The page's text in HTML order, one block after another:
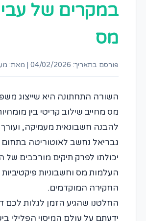
במקרים של
מס
פורסם בתאריך: 04/02/2026 מאת:
השורה התחתונה היא שייצוג
מס מחייב שילוב קריטי בין
להבנה חשבונאית מעמיקה, ועורך
גבריאל נחשב לאוטוריטה בתחום
יכולתו לפרק תיקים מורכבים של
העלמות מס וחשבוניות
החקירה המוקדמים.
החלטנו שהגיע הזמן לגלות לכם
ידעתם על עולם המיסוי הפלילי